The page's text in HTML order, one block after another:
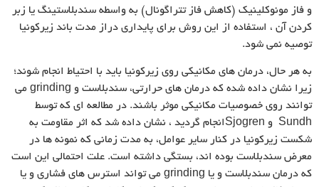
و فاز مونوکلینیک (کاهش فاز تتراگونال) به واسطه سندبلاستینگ یا زبر
کردن آن ، استفاده از این روش برای پایداری دراز مدت باند زیرکونیا
توصیه نمی شود.
به هر حال، درمان های مکانیکی روی زیرکونیا باید با احتیاط انجام شوند؛
زیرا نشان داده شده که درمان های حرارتی، سندبلاست و grinding می
توانند روی خصوصیات مکانیکی موثر باشند. در مطالعه ای که توسط
Sundh و Sjogrenانجام گردید ، نشان داده شد که اثر مقاومت به
شکست زیرکونیا در کنار سایر عوامل، به مدت زمانی که نمونه ها در
معرض سندبلاست بوده اند، بستگی داشته است. علت احتمالی این است
که درمان سندبلاست و یا grinding می تواند استرس های فشاری و یا